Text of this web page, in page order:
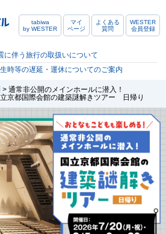
tabiwa
by WESTER
マイ
ページ
よくある
質問
WESTER
会員登録
に伴う旅行の取扱いについて
時等の遅延・運休についてのご案内
> 通常非公開のメインホールに潜入！
京都国際会館の建築謎解きツアー 日帰り